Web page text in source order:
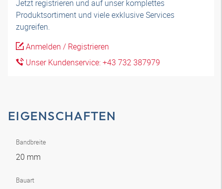
Jetzt registrieren und auf unser komplettes
Produktsortiment und viele exklusive Services
zugreifen.
Anmelden / Registrieren
Unser Kundenservice: +43 732 387979
EIGENSCHAFTEN
Bandbreite
20 mm
Bauart